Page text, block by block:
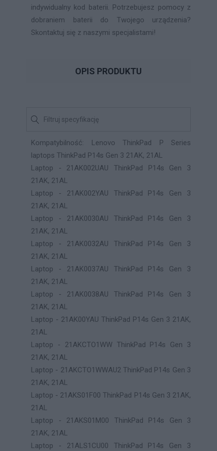
indywidualny kod baterii. Potrzebujesz pomocy z
dobraniem baterii do Twojego urządzenia?
Skontaktuj się z naszymi specjalistami!
OPIS PRODUKTU
Kompatybilność: Lenovo ThinkPad P Series
laptops ThinkPad P14s Gen 3 21AK, 21AL
Laptop - 21AK002UAU ThinkPad P14s Gen 3
21AK, 21AL
Laptop - 21AK002YAU ThinkPad P14s Gen 3
21AK, 21AL
Laptop - 21AK0030AU ThinkPad P14s Gen 3
21AK, 21AL
Laptop - 21AK0032AU ThinkPad P14s Gen 3
21AK, 21AL
Laptop - 21AK0037AU ThinkPad P14s Gen 3
21AK, 21AL
Laptop - 21AK0038AU ThinkPad P14s Gen 3
21AK, 21AL
Laptop - 21AK00YAU ThinkPad P14s Gen 3 21AK,
21AL
Laptop - 21AKCTO1WW ThinkPad P14s Gen 3
21AK, 21AL
Laptop - 21AKCTO1WWAU2 ThinkPad P14s Gen 3
21AK, 21AL
Laptop - 21AKS01F00 ThinkPad P14s Gen 3 21AK,
21AL
Laptop - 21AKS01M00 ThinkPad P14s Gen 3
21AK, 21AL
Laptop - 21ALS1CU00 ThinkPad P14s Gen 3